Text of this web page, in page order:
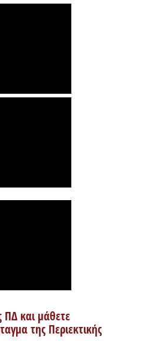
ΠΔ και μάθετε
της Περιεκτικής